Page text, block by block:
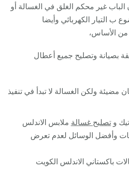
غير محكم الغلق في الغسالة أو
ب التيار الكهربائي وأيضا
من الأساس،
بصيانة وتصليح جميع أعطال
مضيئة ولكن الغسالة لا تبدأ في تنفيذ
وتصليح غسالة ملابس الاندلس
وأفضل الوسائل لعدم تعرض
باكستاني الاندلس الكويت